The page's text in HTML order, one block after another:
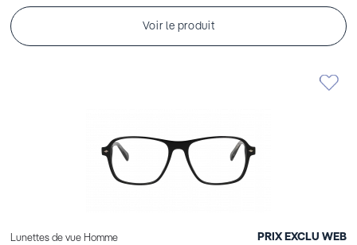
Voir le produit
Lunettes de vue Homme PRIX EXCLU WEB